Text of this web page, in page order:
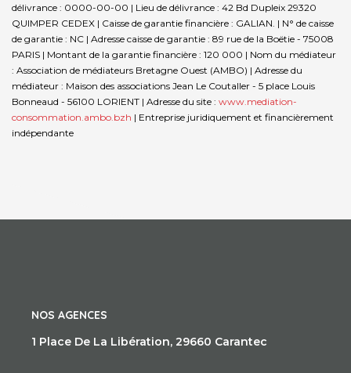
délivrance : 0000-00-00 | Lieu de délivrance : 42 Bd Dupleix 29320
QUIMPER CEDEX | Caisse de garantie financière : GALIAN. | N° de caisse
de garantie : NC | Adresse caisse de garantie : 89 rue de la Boëtie - 75008
PARIS | Montant de la garantie financière : 120 000 | Nom du médiateur
: Association de médiateurs Bretagne Ouest (AMBO) | Adresse du
médiateur : Maison des associations Jean Le Coutaller - 5 place Louis
Bonneaud - 56100 LORIENT | Adresse du site : www.mediation-
consommation.ambo.bzh | Entreprise juridiquement et financièrement
indépendante
NOS AGENCES
1 Place De La Libération, 29660 Carantec